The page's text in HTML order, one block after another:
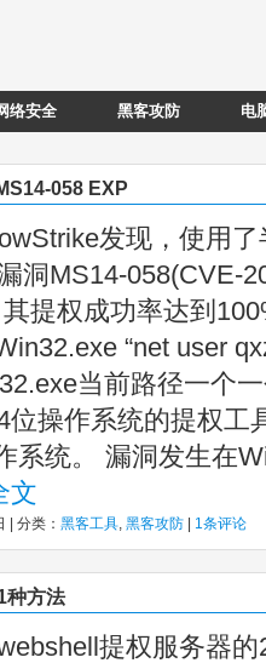
络安全 黑客攻防 电
058 EXP
发现，使用
洞MS14-058(CVE-
提权成功率达到
“net user
当前路径一个
位操作系统的提权工
系统。 漏洞发生在
文
| 分类： 黑客工具, 黑客攻防 1条评论
种方法
提权服务器